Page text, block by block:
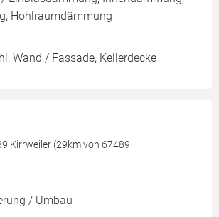
Hohlraumdämmung
Wand / Fassade, Kellerdecke
Kirrweiler (29km von 67489
/ Umbau